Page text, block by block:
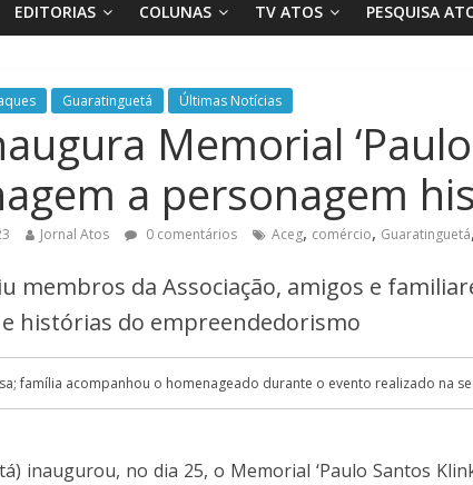
EDITORIAS COLUNAS TV ATOS PESQUISA
Guaratinguetá Últimas Notícias
Memorial
a personagem
Jornal Atos 0 comentários Aceg, comércio, Guaratinguetá,
membros da Associação, amigos e
histórias do empreendedorismo
família acompanhou o homenageado durante o evento realizado na
inaugurou, no dia 25, o Memorial ‘Paulo Santos